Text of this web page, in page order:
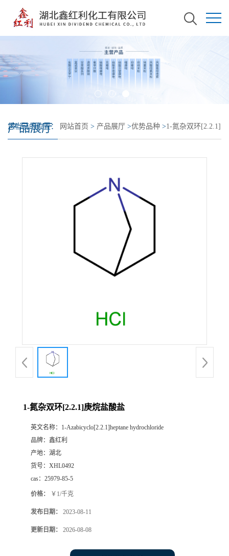
产品展厅
您当前的位置： 网站首页 > 产品展厅 >优势品种 >1-氮杂双环[2.2.1]
1-氮杂双环[2.2.1]庚烷盐酸盐
英文名称： 1-Azabicyclo[2.2.1]heptane hydrochloride
品牌： 鑫红利
产地： 湖北
货号： XHL0492
cas： 25979-85-5
价格： ￥1/千克
发布日期： 2023-08-11
更新日期： 2026-08-08